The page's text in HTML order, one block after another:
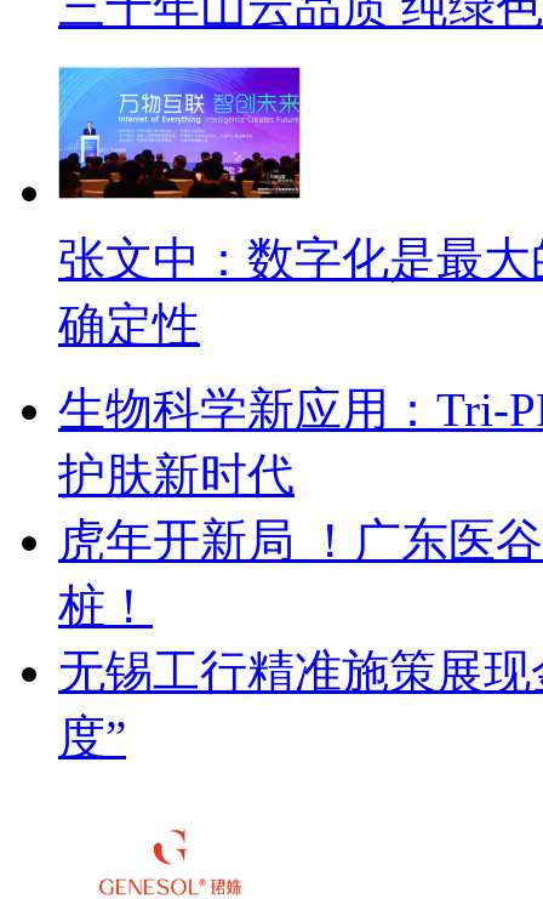
张文中：数字化是最
确定性
生物科学新应用：Tri-
护肤新时代
虎年开新局 ！广东医
桩！
无锡工行精准施策展
度”